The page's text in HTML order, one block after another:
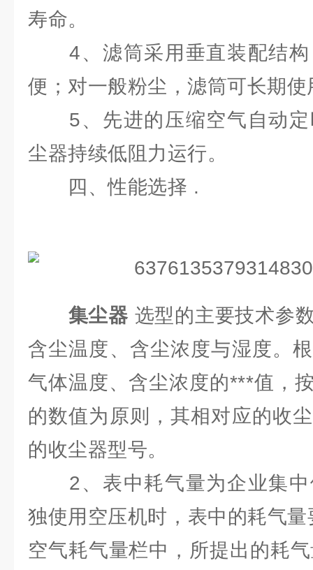
寿命。
4、滤筒采用垂直装配结构
便；对一般粉尘，滤筒可长期
5、先进的压缩空气自动定
尘器持续低阻力运行。
四、性能选择 .
集尘器 选型的主要技术参
含尘温度、含尘浓度与湿度。
气体温度、含尘浓度的***值，
的数值为原则，其相对应的收
的收尘器型号。
2、表中耗气量为企业集中
独使用空压机时，表中的耗气
空气耗气量栏中，所提出的耗